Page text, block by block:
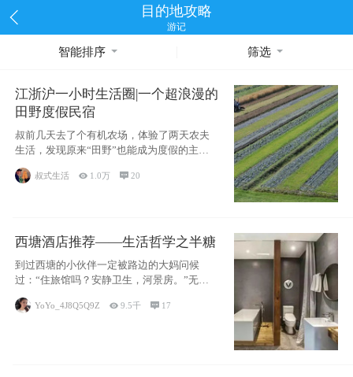
目的地攻略
游记
智能排序 筛选
江浙沪一小时生活圈|一个超浪漫的
田野度假民宿
叔前几天去了个有机农场，体验了两天农夫
生活，发现原来“田野”也能成为度假的主旋
律。江
叔式生活  1.0万 20
西塘酒店推荐——生活哲学之半糖
到过西塘的小伙伴一定被路边的大妈问候
过：“住旅馆吗？安静卫生，河景房。”无意
YoYo_4J8Q5Q9Z 9.5千  17